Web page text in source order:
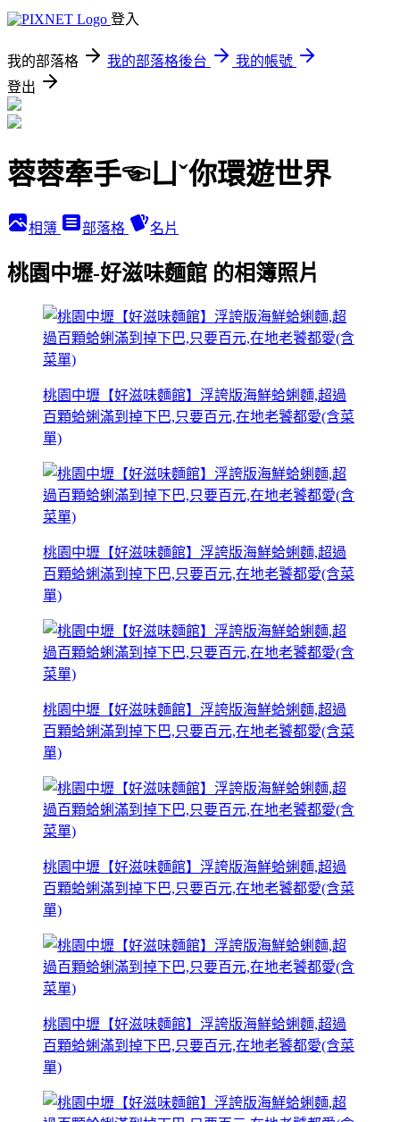
登入
我的部落格 我的部落格後台
我的帳號
登出
蓉蓉牽手☜ㄩˇ你環遊世界
相簿 部落格 名片
桃園中壢-好滋味麵館 的相簿照片
桃園中壢【好滋味麵館】浮誇版海鮮蛤蜊麵,超過
百顆蛤蜊滿到掉下巴,只要百元,在地老饕都愛(含菜
單)
桃園中壢【好滋味麵館】浮誇版海鮮蛤蜊麵,超過
百顆蛤蜊滿到掉下巴,只要百元,在地老饕都愛(含菜
單)
桃園中壢【好滋味麵館】浮誇版海鮮蛤蜊麵,超過
百顆蛤蜊滿到掉下巴,只要百元,在地老饕都愛(含菜
單)
桃園中壢【好滋味麵館】浮誇版海鮮蛤蜊麵,超過
百顆蛤蜊滿到掉下巴,只要百元,在地老饕都愛(含菜
單)
桃園中壢【好滋味麵館】浮誇版海鮮蛤蜊麵,超過
百顆蛤蜊滿到掉下巴,只要百元,在地老饕都愛(含菜
單)